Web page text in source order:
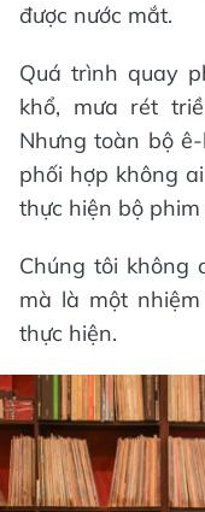
được nước mắt.
Quá trình quay
khổ, mưa rét
Nhưng toàn bộ
phối hợp không
thực hiện bộ
Chúng tôi không
mà là một
thực hiện.